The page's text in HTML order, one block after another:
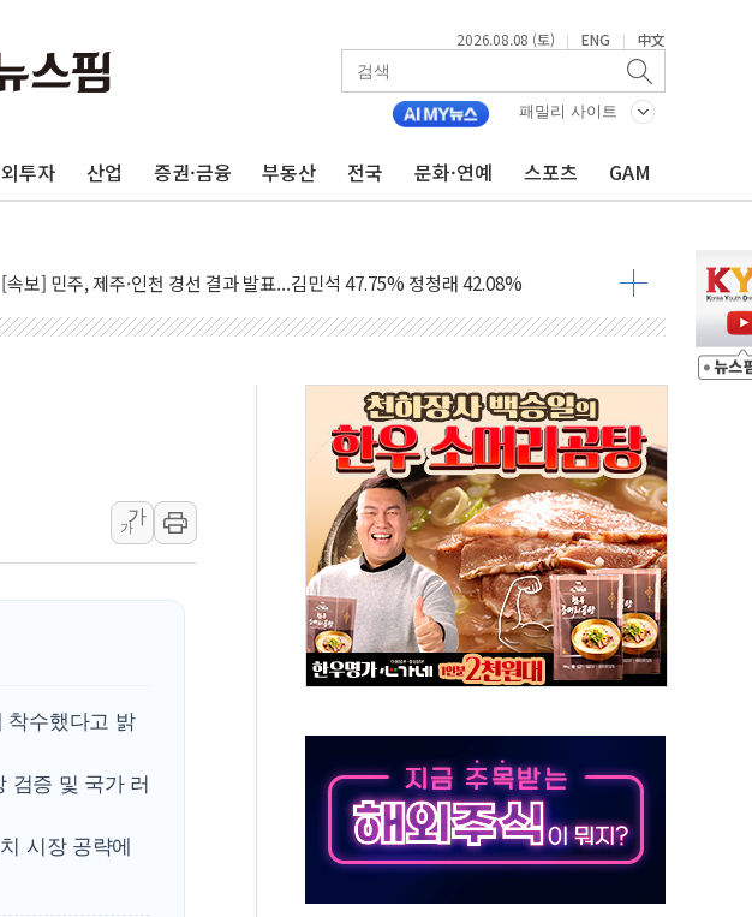
2026.08.08 (토) | ENG | 中文
패밀리 사이트
투자 산업 증권·금융 부동산 전국 문화·연예 스포츠 GAM
울진·영덕 '호우특보'-포항 '산사태 주의보'...경북도, 호우 피해·통제구간 없어
[종합] 김민석, 정청래에 '0.86%p' 차 재역전 성공...金 45.42% vs 鄭 44.56%
김민석, 2주차 제주·인천 경선서 정청래에 승리...47.75% vs 42.08%
인사하는 김민석 당대표 후보
[속보] 민주, 인천 경선 결과 발표...김민석 45.09% 정청래 43.27% 송영길 11.63%
[속보] 민주, 제주 경선 결과 발표...김민석 52.64% 정청래 39.89% 송영길 7.47%
美, 이란전 출구전략 만지작…공습 한계·탄약 부족 현실화
강릉·동해·삼척 시간당 최대 50㎜ 폭우…강원 동해안 강한 비 이어져
폐기물 수거하다 참변…60대 환경미화원 수거차에 치여 사망
서울 중랑구 주택가서 흉기 난동…60대 남성 2명 숨져
李대통령 "결혼 때문에 손해 보는 일 없게"…'결혼 페널티' 22개 과제 손본다
여수 오동도 인근 해상서 모터보트 전복…1명 사망·1명 실종
추미애, '위안부' 피해자 기림의 날 참석..."국제적 시민 연대로 목소리 내야"
인천 선재도 갯벌서 해루질 중 실종 60대 나흘만에 숨진 채 발견
인천서 말다툼 중 어머니 흉기 살해 10대 아들 체포
'화합' 꺼낸 김민석에 '뻔뻔' 받아친 정청래…제주 연설서 신경전 고조
가
가
착수했다고 밝
검증 및 국가 러
시장 공략에